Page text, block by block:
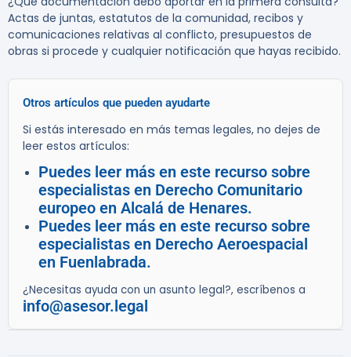
Actas de juntas, estatutos de la comunidad, recibos y
comunicaciones relativas al conflicto, presupuestos de
obras si procede y cualquier notificación que hayas recibido.
Otros artículos que pueden ayudarte
Si estás interesado en más temas legales, no dejes de
leer estos artículos:
Puedes leer más en este recurso sobre
especialistas en Derecho Comunitario
europeo en Alcalá de Henares.
Puedes leer más en este recurso sobre
especialistas en Derecho Aeroespacial
en Fuenlabrada.
¿Necesitas ayuda con un asunto legal?, escríbenos a
info@asesor.legal